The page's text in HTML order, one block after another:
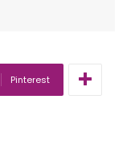
Pinterest